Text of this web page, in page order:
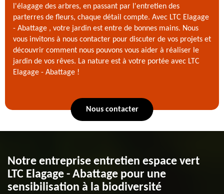
l'élagage des arbres, en passant par l'entretien des
parterres de fleurs, chaque détail compte. Avec LTC Elagage
- Abattage , votre jardin est entre de bonnes mains. Nous
vous invitons à nous contacter pour discuter de vos projets et
découvrir comment nous pouvons vous aider à réaliser le
jardin de vos rêves. La nature est à votre portée avec LTC
Elagage - Abattage !
Nous contacter
Notre entreprise entretien espace vert
LTC Elagage - Abattage pour une
sensibilisation à la biodiversité